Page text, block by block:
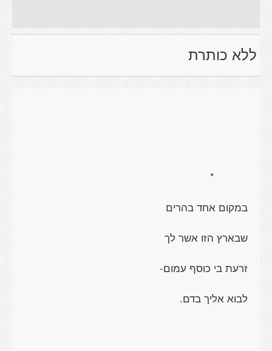
ללא כותרת
*
במקום אחד בהרים
שבארץ הזו אשר לך
זרעת בי כוסף עמום-
לבוא אליך בדם.